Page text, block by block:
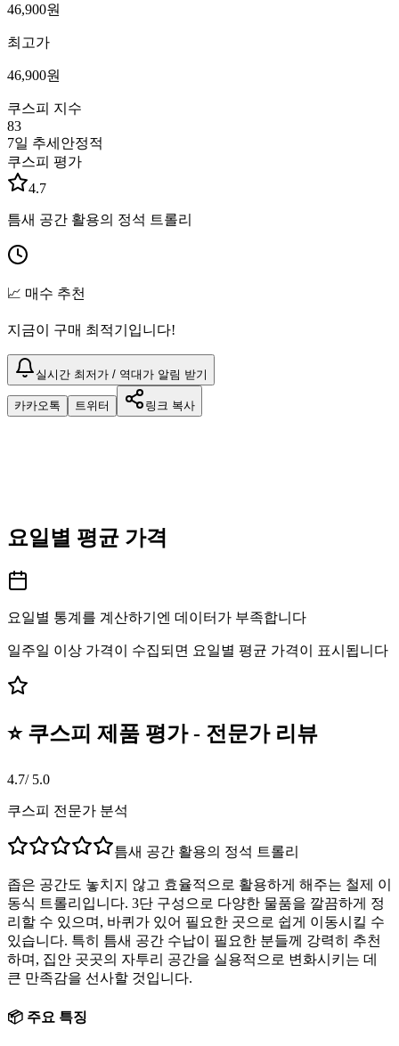
46,900원
최고가
46,900원
쿠스피 지수
83
7일 추세 안정적
쿠스피 평가
4.7
틈새 공간 활용의 정석 트롤리
📈 매수 추천
지금이 구매 최적기입니다!
실시간 최저가 / 역대가 알림 받기
카카오톡 트위터 링크 복사
요일별 평균 가격
요일별 통계를 계산하기엔 데이터가 부족합니다
일주일 이상 가격이 수집되면 요일별 평균 가격이 표시됩니다
⭐ 쿠스피 제품 평가 - 전문가 리뷰
4.7/ 5.0
쿠스피 전문가 분석
틈새 공간 활용의 정석 트롤리
좁은 공간도 놓치지 않고 효율적으로 활용하게 해주는 철제 이
동식 트롤리입니다. 3단 구성으로 다양한 물품을 깔끔하게 정
리할 수 있으며, 바퀴가 있어 필요한 곳으로 쉽게 이동시킬 수
있습니다. 특히 틈새 공간 수납이 필요한 분들께 강력히 추천
하며, 집안 곳곳의 자투리 공간을 실용적으로 변화시키는 데
큰 만족감을 선사할 것입니다.
📦 주요 특징